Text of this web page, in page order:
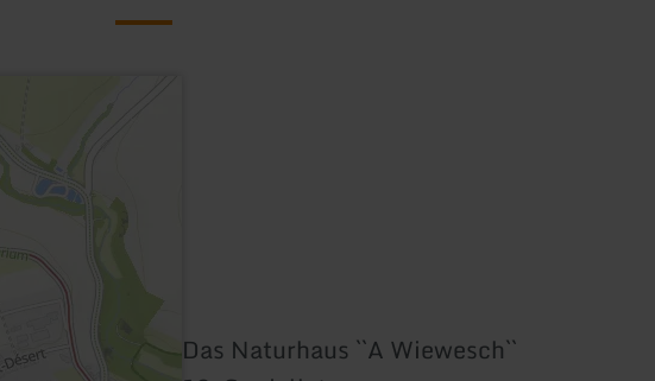
Das Naturhaus ``A Wiewesch``